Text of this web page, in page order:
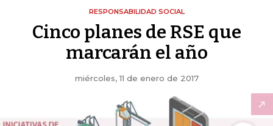
RESPONSABILIDAD SOCIAL
Cinco planes de RSE que
marcarán el año
miércoles, 11 de enero de 2017